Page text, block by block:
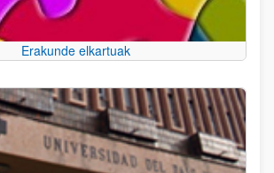
Erakunde elkartuak